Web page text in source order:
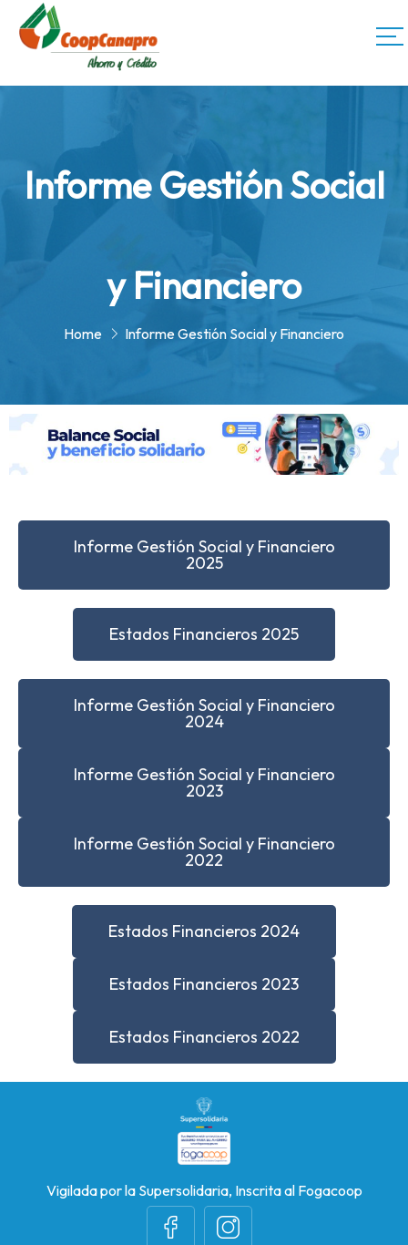
Informe Gestión Social
y Financiero
Home Informe Gestión Social y Financiero
Informe Gestión Social y Financiero
2025
Estados Financieros 2025
Informe Gestión Social y Financiero
2024
Informe Gestión Social y Financiero
2023
Informe Gestión Social y Financiero
2022
Estados Financieros 2024
Estados Financieros 2023
Estados Financieros 2022
Vigilada por la Supersolidaria, Inscrita al Fogacoop